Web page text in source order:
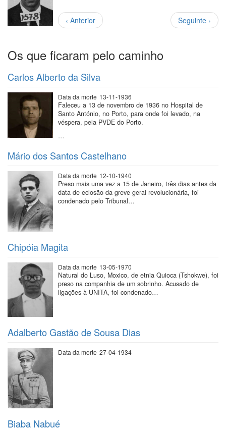
Paginação
Página
anterior
‹ Anterior
Próxima
página
Seguinte ›
Os que ficaram pelo caminho
Carlos Alberto da Silva
Data da morte 13-11-1936
Faleceu a 13 de novembro de 1936 no Hospital de
Santo António, no Porto, para onde foi levado, na
véspera, pela PVDE do Porto.
…
Mário dos Santos Castelhano
Data da morte 12-10-1940
Preso mais uma vez a 15 de Janeiro, três dias antes da
data de eclosão da greve geral revolucionária, foi
condenado pelo Tribunal…
Chipóia Magita
Data da morte 13-05-1970
Natural do Luso, Moxico, de etnia Quioca (Tshokwe), foi
preso na companhia de um sobrinho. Acusado de
ligações à UNITA, foi condenado…
Adalberto Gastão de Sousa Dias
Data da morte 27-04-1934
Biaba Nabué